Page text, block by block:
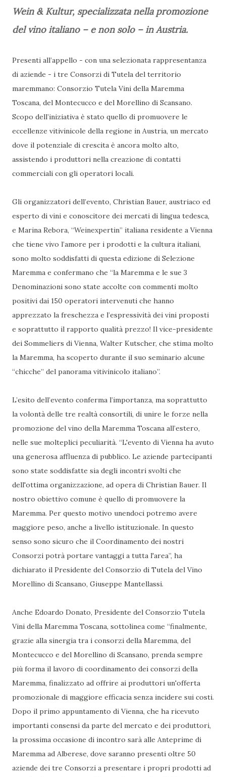
Wein & Kultur, specializzata nella promozione
del vino italiano – e non solo – in Austria.
Presenti all’appello - con una selezionata rappresentanza
di aziende - i tre Consorzi di Tutela del territorio
maremmano: Consorzio Tutela Vini della Maremma
Toscana, del Montecucco e del Morellino di Scansano.
Scopo dell’iniziativa è stato quello di promuovere le
eccellenze vitivinicole della regione in Austria, un mercato
dove il potenziale di crescita è ancora molto alto,
assistendo i produttori nella creazione di contatti
commerciali con gli operatori locali.
Gli organizzatori dell’evento, Christian Bauer, austriaco ed
esperto di vini e conoscitore dei mercati di lingua tedesca,
e Marina Rebora, “Weinexpertin” italiana residente a Vienna
che tiene vivo l’amore per i prodotti e la cultura italiani,
sono molto soddisfatti di questa edizione di Selezione
Maremma e confermano che “la Maremma e le sue 3
Denominazioni sono state accolte con commenti molto
positivi dai 150 operatori intervenuti che hanno
apprezzato la freschezza e l’espressività dei vini proposti
e soprattutto il rapporto qualità prezzo! Il vice-presidente
dei Sommeliers di Vienna, Walter Kutscher, che stima molto
la Maremma, ha scoperto durante il suo seminario alcune
“chicche” del panorama vitivinicolo italiano”.
L’esito dell’evento conferma l’importanza, ma soprattutto
la volontà delle tre realtà consortili, di unire le forze nella
promozione del vino della Maremma Toscana all’estero,
nelle sue molteplici peculiarità. “L'evento di Vienna ha avuto
una generosa affluenza di pubblico. Le aziende partecipanti
sono state soddisfatte sia degli incontri svolti che
dell'ottima organizzazione, ad opera di Christian Bauer. Il
nostro obiettivo comune è quello di promuovere la
Maremma. Per questo motivo unendoci potremo avere
maggiore peso, anche a livello istituzionale. In questo
senso sono sicuro che il Coordinamento dei nostri
Consorzi potrà portare vantaggi a tutta l'area”, ha
dichiarato il Presidente del Consorzio di Tutela del Vino
Morellino di Scansano, Giuseppe Mantellassi.
Anche Edoardo Donato, Presidente del Consorzio Tutela
Vini della Maremma Toscana, sottolinea come “finalmente,
grazie alla sinergia tra i consorzi della Maremma, del
Montecucco e del Morellino di Scansano, prenda sempre
più forma il lavoro di coordinamento dei consorzi della
Maremma, finalizzato ad offrire ai produttori un'offerta
promozionale di maggiore efficacia senza incidere sui costi.
Dopo il primo appuntamento di Vienna, che ha ricevuto
importanti consensi da parte del mercato e dei produttori,
la prossima occasione di incontro sarà alle Anteprime di
Maremma ad Alberese, dove saranno presenti oltre 50
aziende dei tre Consorzi a presentare i propri prodotti ad